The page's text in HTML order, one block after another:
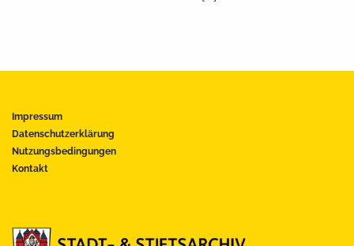
Impressum
Datenschutzerklärung
Nutzungsbedingungen
Kontakt